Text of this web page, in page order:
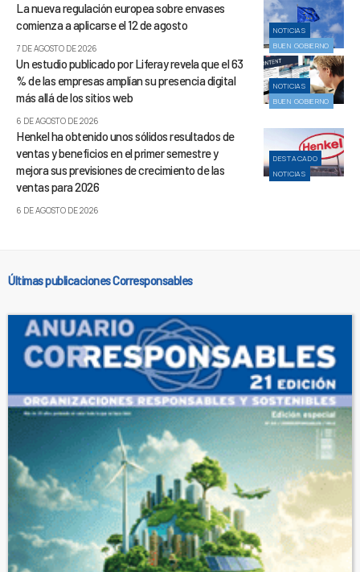
NOTICIAS
BUEN GOBIERNO
La nueva regulación europea sobre envases
comienza a aplicarse el 12 de agosto
7 DE AGOSTO DE 2026
NOTICIAS
BUEN GOBIERNO
Un estudio publicado por Liferay revela que el 63
% de las empresas amplían su presencia digital
más allá de los sitios web
6 DE AGOSTO DE 2026
DESTACADO
NOTICIAS
Henkel ha obtenido unos sólidos resultados de
ventas y beneficios en el primer semestre y
mejora sus previsiones de crecimiento de las
ventas para 2026
6 DE AGOSTO DE 2026
Últimas publicaciones Corresponsables